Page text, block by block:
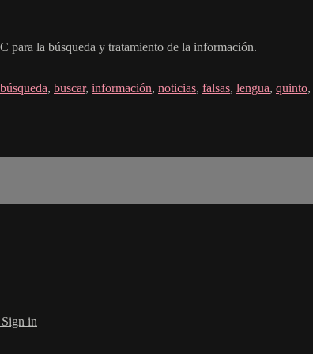
para la búsqueda y tratamiento de la información.
búsqueda, buscar, información, noticias, falsas, lengua, quinto,
Sign in